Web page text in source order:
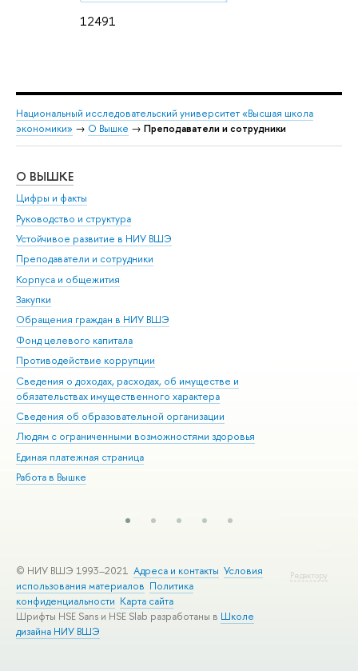
12491
Национальный исследовательский университет «Высшая школа
экономики» → О Вышке → Преподаватели и сотрудники
О ВЫШКЕ
Цифры и факты
Руководство и структура
Устойчивое развитие в НИУ ВШЭ
Преподаватели и сотрудники
Корпуса и общежития
Закупки
Обращения граждан в НИУ ВШЭ
Фонд целевого капитала
Противодействие коррупции
Сведения о доходах, расходах, об имуществе и
обязательствах имущественного характера
Сведения об образовательной организации
Людям с ограниченными возможностями здоровья
Единая платежная страница
Работа в Вышке
Редактору
© НИУ ВШЭ 1993–2021 Адреса и контакты Условия
использования материалов Политика
конфиденциальности Карта сайта
Шрифты HSE Sans и HSE Slab разработаны в Школе
дизайна НИУ ВШЭ